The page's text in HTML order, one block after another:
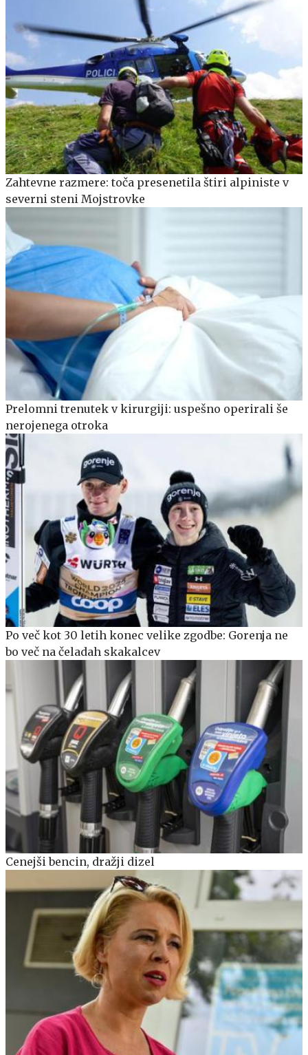
Zahtevne razmere: toča presenetila štiri alpiniste v
severni steni Mojstrovke
Prelomni trenutek v kirurgiji: uspešno operirali še
nerojenega otroka
Po več kot 30 letih konec velike zgodbe: Gorenja ne
bo več na čeladah skakalcev
Cenejši bencin, dražji dizel